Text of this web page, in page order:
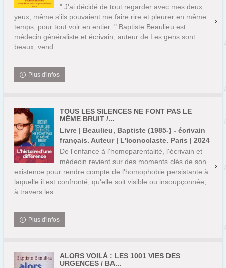
" J'ai décidé de tout regarder avec mes deux
yeux, même s'ils pouvaient me faire rire et pleurer en même
temps, pour tout voir en entier. " Baptiste Beaulieu est
médecin généraliste et écrivain, auteur de Les gens sont
beaux, vend...
Plus d'infos
TOUS LES SILENCES NE FONT PAS LE
MÊME BRUIT /...
Livre | Beaulieu, Baptiste (1985-) - écrivain
français. Auteur | L'Iconoclaste. Paris | 2024
De l'enfance à l'homoparentalité, l'écrivain et
médecin revient sur des moments clés de son
existence pour rendre compte de l'homophobie persistante à
laquelle il est confronté, qu'elle soit visible ou insoupçonnée,
à travers les ...
Plus d'infos
ALORS VOILÀ : LES 1001 VIES DES
URGENCES / BA...